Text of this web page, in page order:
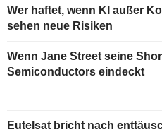
Wer haftet, wenn KI außer
sehen neue Risiken
Wenn Jane Street seine
Semiconductors eindeckt
Eutelsat bricht nach